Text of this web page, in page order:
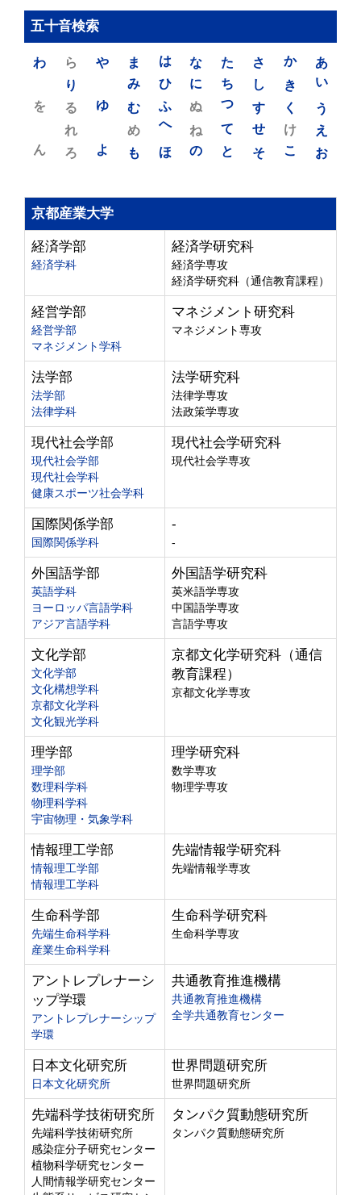
五十音検索
あ
い
う
え
お
か
き
く
け
こ
さ
し
す
せ
そ
た
ち
つ
て
と
な
に
ぬ
ね
の
は
ひ
ふ
へ
ほ
ま
み
む
め
も
や
ゆ
よ
ら
り
る
れ
ろ
わ
を
ん
京都産業大学
経済学部
経済学科
経済学研究科
経済学専攻
経済学研究科（通信教育課程）
経営学部
経営学部
マネジメント学科
マネジメント研究科
マネジメント専攻
法学部
法学部
法律学科
法学研究科
法律学専攻
法政策学専攻
現代社会学部
現代社会学部
現代社会学科
健康スポーツ社会学科
現代社会学研究科
現代社会学専攻
国際関係学部
国際関係学科
-
-
外国語学部
英語学科
ヨーロッパ言語学科
アジア言語学科
外国語学研究科
英米語学専攻
中国語学専攻
言語学専攻
文化学部
文化学部
文化構想学科
京都文化学科
文化観光学科
京都文化学研究科（通信
教育課程）
京都文化学専攻
理学部
理学部
数理科学科
物理科学科
宇宙物理・気象学科
理学研究科
数学専攻
物理学専攻
情報理工学部
情報理工学部
情報理工学科
先端情報学研究科
先端情報学専攻
生命科学部
先端生命科学科
産業生命科学科
生命科学研究科
生命科学専攻
アントレプレナーシ
ップ学環
アントレプレナーシップ
学環
共通教育推進機構
共通教育推進機構
全学共通教育センター
日本文化研究所
日本文化研究所
世界問題研究所
世界問題研究所
先端科学技術研究所
先端科学技術研究所
感染症分子研究センター
植物科学研究センター
人間情報学研究センター
タンパク質動態研究所
タンパク質動態研究所